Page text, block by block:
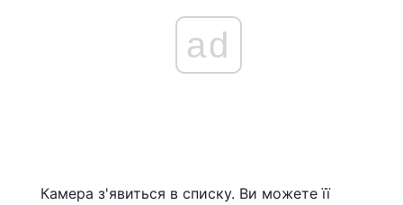
ad
Камера з'явиться в списку. Ви можете її